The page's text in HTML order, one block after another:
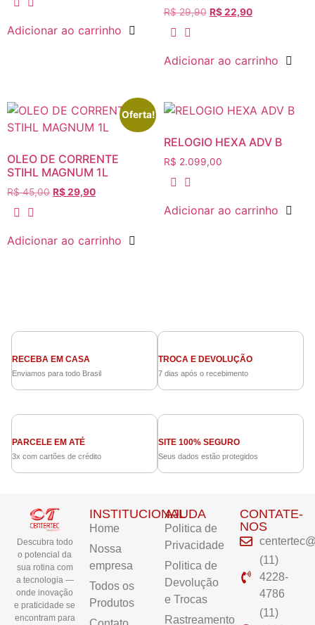
Adicionar ao carrinho
R$29,90 R$22,90
Adicionar ao carrinho
Oferta!
OLEO DE CORRENTE
STIHL MAGNUM 1L
R$45,00 R$29,90
Adicionar ao carrinho
RELOGIO HEXA ADV B
R$ 2.099,00
Adicionar ao carrinho
RECEBA EM CASA
Enviamos para todo Brasil
TROCA E DEVOLUÇÃO
7 dias após o recebimento
PARCELE EM ATÉ
3x com cartões de crédito
SITE 100% SEGURO
Seus dados estão protegidos
Descubra todo
o potencial da
sua rotina com
a tecnologia —
onde inovação
e praticidade se
encontram para
INSTITUCIONAL
Home
Nossa
empresa
Todos os
Produtos
AJUDA
Politica de
Privacidade
Politica de
Devolução
e Trocas
Rastreamento
CONTATE-
NOS
(11)
4228-
4786
(11)